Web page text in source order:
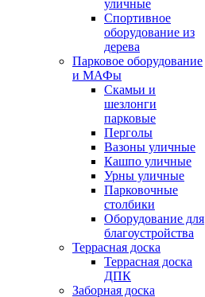
уличные
Спортивное
оборудование из
дерева
Парковое оборудование
и МАФы
Скамьи и
шезлонги
парковые
Перголы
Вазоны уличные
Кашпо уличные
Урны уличные
Парковочные
столбики
Оборудование для
благоустройства
Террасная доска
Террасная доска
ДПК
Заборная доска